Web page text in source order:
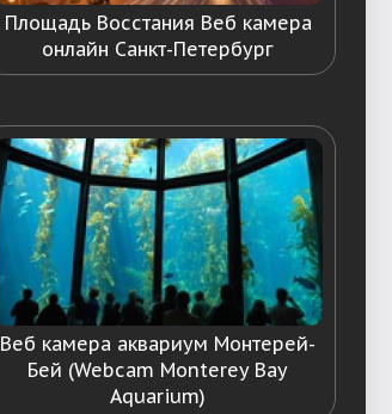
Площадь Восстания Веб камера
онлайн Санкт-Петербург
Веб камера аквариум Монтерей-
Бей (Webcam Monterey Bay
Aquarium)